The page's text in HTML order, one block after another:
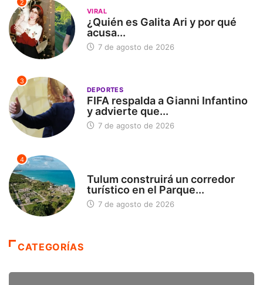
2
VIRAL
¿Quién es Galita Ari y por qué
acusa...
7 de agosto de 2026
3
DEPORTES
FIFA respalda a Gianni Infantino
y advierte que...
7 de agosto de 2026
4
Tulum construirá un corredor
turístico en el Parque...
7 de agosto de 2026
CATEGORÍAS